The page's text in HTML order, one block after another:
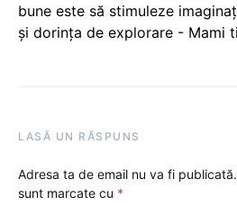
bune este să stimuleze
și dorința de explorare - Mami
LASĂ UN RĂSPUNS
Adresa ta de email nu va fi publicată.
sunt marcate cu *